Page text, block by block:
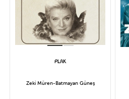
Zeki Müren-Batmayan Güneş